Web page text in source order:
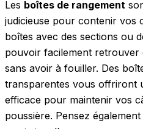
Les boîtes de rangement
judicieuse pour contenir vos
boîtes avec des sections ou
pouvoir facilement retrouver
sans avoir à fouiller. Des
transparentes vous offriront
efficace pour maintenir vos
poussière. Pensez